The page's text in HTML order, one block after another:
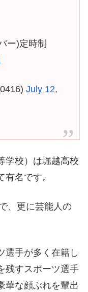
ー)定時制
July 12,
学校）は堀越高校
名です。
、更に芸能人の
選手が多く在籍し
残すスポーツ選手
華な顔ぶれを輩出